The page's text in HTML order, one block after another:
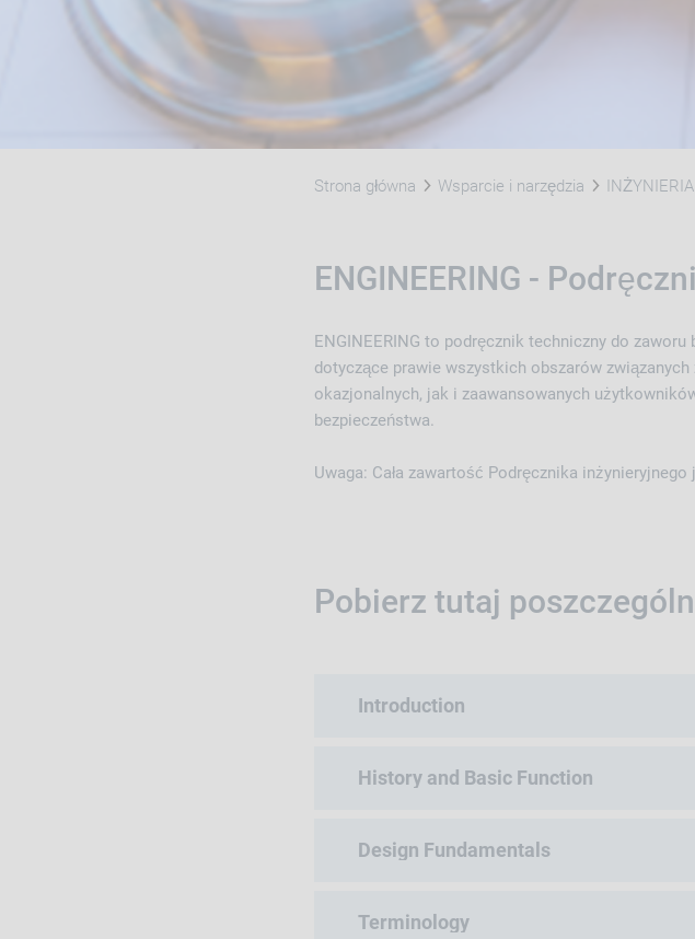
Strona główna Wsparcie i narzędzia INŻYNIERIA
ENGINEERING -
ENGINEERING to podręcznik techniczny do
dotyczące prawie wszystkich obszarów
okazjonalnych, jak i zaawansowanych
bezpieczeństwa.
Uwaga: Cała zawartość Podręcznika
Pobierz tutaj
Introduction
History and Basic Function
Design Fundamentals
Terminology